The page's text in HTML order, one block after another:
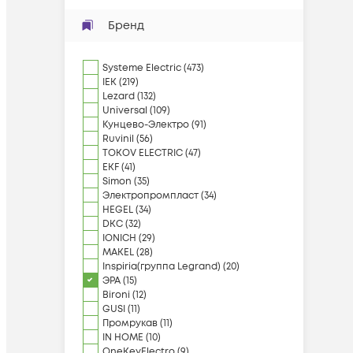
Бренд
Systeme Electric(473)
IEK(219)
Lezard(132)
Universal (109)
Кунцево-Электро(91)
Ruvinil (56)
TOKOV ELECTRIC(47)
EKF(41)
Simon (35)
Электропромпласт(34)
HEGEL(34)
DKC(32)
IONICH (29)
MAKEL(28)
Inspiria(группа Legrand) (20)
ЭРА(15)
Bironi (12)
GUSI(11)
Промрукав(11)
IN HOME (10)